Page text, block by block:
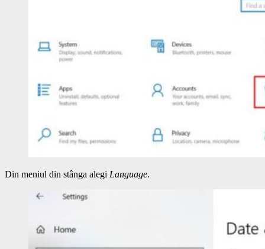
Din meniul din stânga alegi Language.